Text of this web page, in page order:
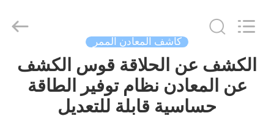
مسكن
Reserved.
كاشف المعادن الممر
الكشف عن الحلاقة قوس الكشف
عن المعادن نظام توفير الطاقة
حساسية قابلة للتعديل